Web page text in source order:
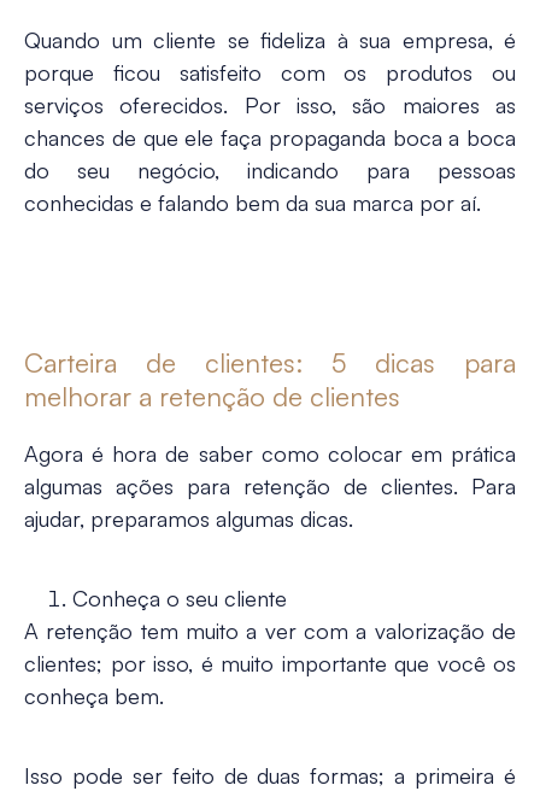
Quando um cliente se fideliza à sua empresa, é
porque ficou satisfeito com os produtos ou
serviços oferecidos. Por isso, são maiores as
chances de que ele faça propaganda boca a boca
do seu negócio, indicando para pessoas
conhecidas e falando bem da sua marca por aí.
Carteira de clientes: 5 dicas para
melhorar a retenção de clientes
Agora é hora de saber como colocar em prática
algumas ações para retenção de clientes. Para
ajudar, preparamos algumas dicas.
Conheça o seu cliente
A retenção tem muito a ver com a valorização de
clientes; por isso, é muito importante que você os
conheça bem.
Isso pode ser feito de duas formas; a primeira é